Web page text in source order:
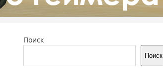
Поиск
Поиск